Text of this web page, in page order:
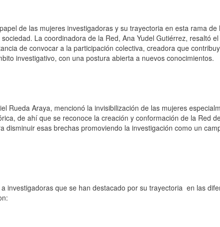
de las mujeres investigadoras y su trayectoria en esta rama
La coordinadora de la Red, Ana Yudel Gutiérrez, resaltó
de convocar a la participación colectiva, creadora que
investigativo, con una postura abierta a nuevos conocimientos.
Rueda Araya, mencionó la invisibilización de las mujeres
de ahí que se reconoce la creación y conformación de la Red
disminuir esas brechas promoviendo la investigación como un
investigadoras que se han destacado por su trayectoria en las
la democracia